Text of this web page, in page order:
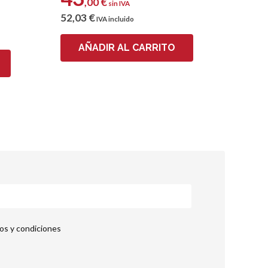
sin IVA
52,03€IVA incluido
AÑADIR AL CARRITO
y condiciones